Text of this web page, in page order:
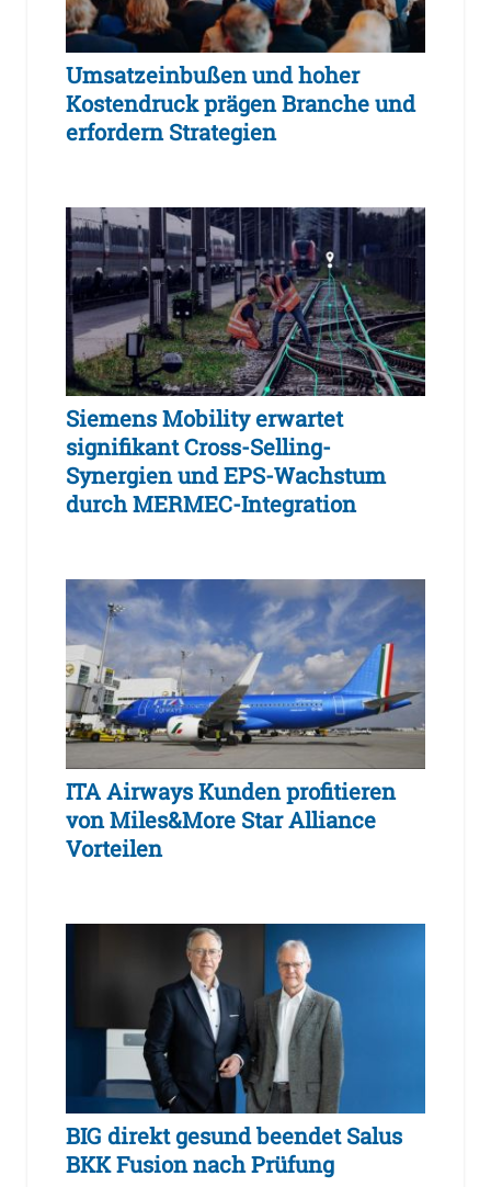
Umsatzeinbußen und hoher
Kostendruck prägen Branche und
erfordern Strategien
Siemens Mobility erwartet
signifikant Cross-Selling-
Synergien und EPS-Wachstum
durch MERMEC-Integration
ITA Airways Kunden profitieren
von Miles&More Star Alliance
Vorteilen
BIG direkt gesund beendet Salus
BKK Fusion nach Prüfung